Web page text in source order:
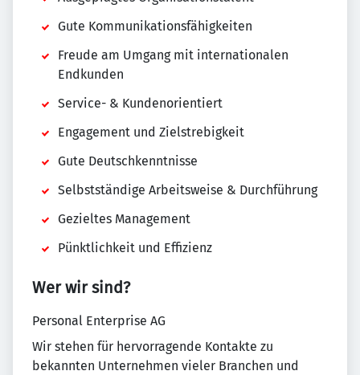
Gute Kommunikationsfähigkeiten
Freude am Umgang mit internationalen
Endkunden
Service- & Kundenorientiert
Engagement und Zielstrebigkeit
Gute Deutschkenntnisse
Selbstständige Arbeitsweise & Durchführung
Gezieltes Management
Pünktlichkeit und Effizienz
Wer wir sind?
Personal Enterprise AG
Wir stehen für hervorragende Kontakte zu
bekannten Unternehmen vieler Branchen und